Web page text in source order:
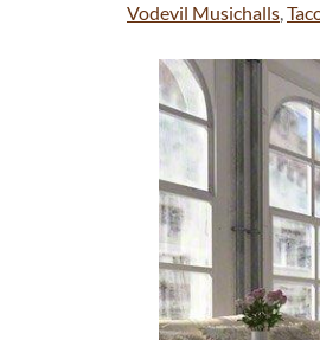
Vodevil Musichalls,